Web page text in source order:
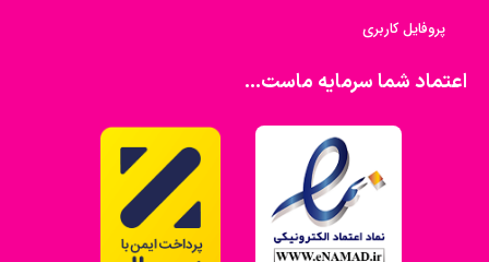
پروفایل کاربری
اعتماد شما سرمایه ماست...